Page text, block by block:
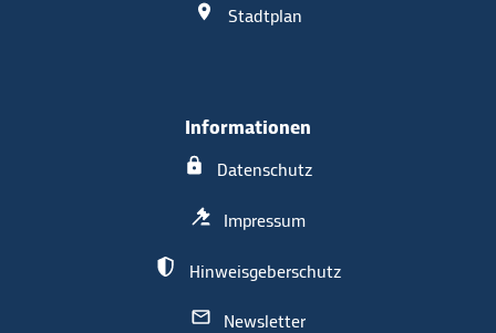
Stadtplan
Informationen
Datenschutz
Impressum
Hinweisgeberschutz
Newsletter